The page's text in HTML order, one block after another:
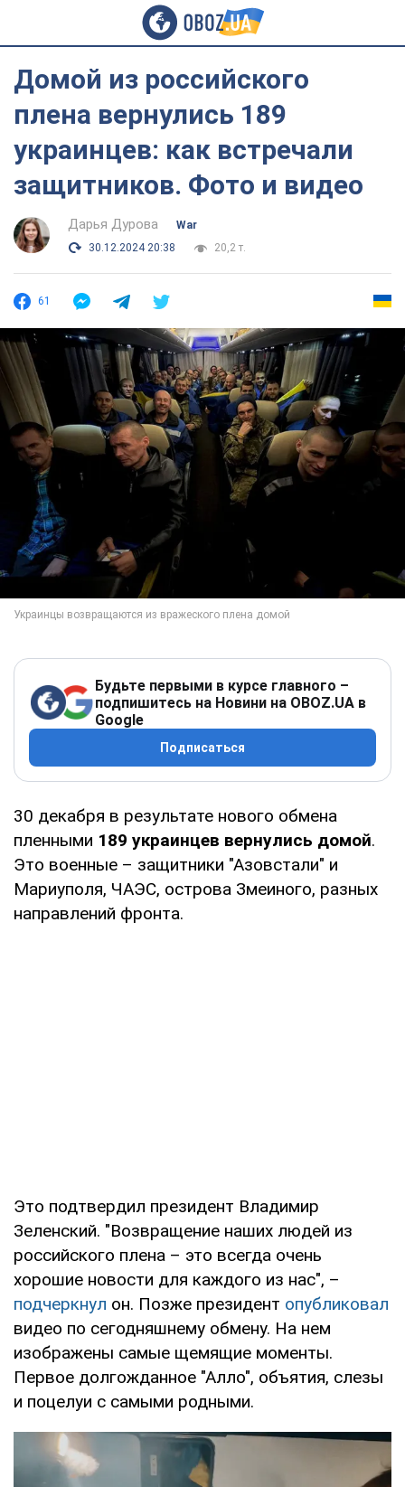
Домой из российского
плена вернулись 189
украинцев: как встречали
защитников. Фото и видео
Дарья Дурова
War
30.12.2024 20:38
20,2 т.
61
Будьте первыми в курсе главного –
подпишитесь на Новини на OBOZ.UA в
Google
Подписаться
30 декабря в результате нового обмена
пленными 189 украинцев вернулись домой.
Это военные – защитники "Азовстали" и
Мариуполя, ЧАЭС, острова Змеиного, разных
направлений фронта.
Это подтвердил президент Владимир
Зеленский. "Возвращение наших людей из
российского плена – это всегда очень
хорошие новости для каждого из нас", –
подчеркнул он. Позже президент опубликовал
видео по сегодняшнему обмену. На нем
изображены самые щемящие моменты.
Первое долгожданное "Алло", объятия, слезы
и поцелуи с самыми родными.